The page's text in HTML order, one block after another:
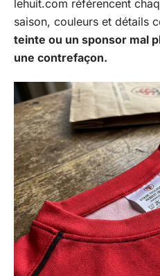
lehuit.com référencent
saison, couleurs et détails
teinte ou un sponsor mal
une contrefaçon.